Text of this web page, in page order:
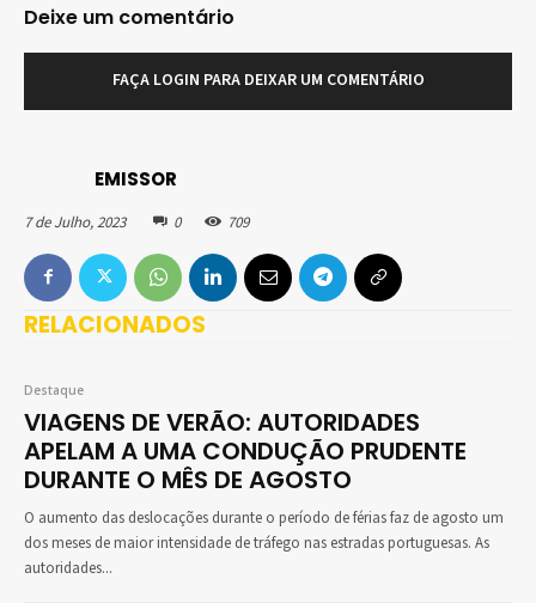
EMISSOR
7 de Julho, 2023 0 709
RELACIONADOS
Destaque
VIAGENS DE VERÃO: AUTORIDADES
APELAM A UMA CONDUÇÃO PRUDENTE
DURANTE O MÊS DE AGOSTO
O aumento das deslocações durante o período de férias faz de agosto um
dos meses de maior intensidade de tráfego nas estradas portuguesas. As
autoridades...
Deixe um comentário
FAÇA LOGIN PARA DEIXAR UM COMENTÁRIO